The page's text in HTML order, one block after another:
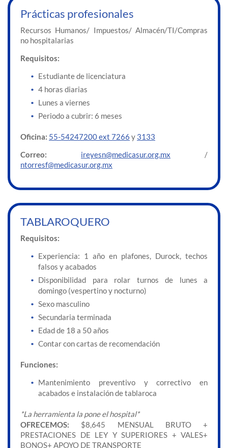
Prácticas profesionales
Recursos Humanos/ Impuestos/ Almacén/TI/Compras
no hospitalarias
Requisitos:
Estudiante de licenciatura
4 horas diarias
Lunes a viernes
Periodo a cubrir: 6 meses
Oficina: 55-54247200 ext 7266 y 3133
Correo:
ireyesn@medicasur.org.mx /
ntorresf@medicasur.org.mx
TABLAROQUERO
Requisitos:
Experiencia: 1 año en plafones, Durock, techos
falsos y acabados
Disponibilidad para rolar turnos de lunes a
domingo (vespertino y nocturno)
Sexo masculino
Secundaria terminada
Edad de 18 a 50 años
Contar con cartas de recomendación
Funciones:
Mantenimiento preventivo y correctivo en
acabados e instalación de tablaroca
*La herramienta la pone el hospital*
OFRECEMOS: $8,645 MENSUAL BRUTO +
PRESTACIONES DE LEY Y SUPERIORES + VALES+
BONOS+ APOYO DE TRANSPORTE